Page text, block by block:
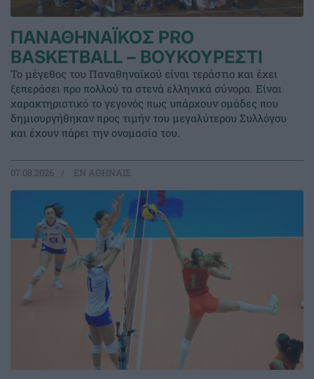
ΠΑΝΑΘΗΝΑΪΚΟΣ PRO
BASKETBALL – ΒΟΥΚΟΥΡΕΣΤΙ
Το μέγεθος του Παναθηναϊκού είναι τεράστιο και έχει
ξεπεράσει προ πολλού τα στενά ελληνικά σύνορα. Είναι
χαρακτηριστικό το γεγονός πως υπάρχουν ομάδες που
δημιουργήθηκαν προς τιμήν του μεγαλύτερου Συλλόγου
και έχουν πάρει την ονομασία του.
07.08.2026 EΝ ΑΘΗΝΑΙΣ